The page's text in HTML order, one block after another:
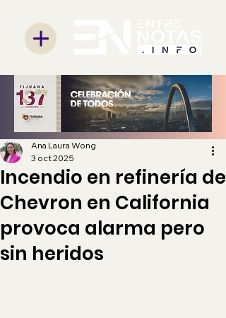
Incendio en refinería de
Chevron en California
provoca alarma pero
sin heridos
Ana Laura Wong
3 oct 2025